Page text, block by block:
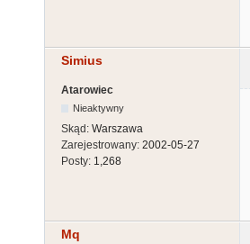
Simius
Atarowiec
Nieaktywny
Skąd: Warszawa
Zarejestrowany: 2002-05-27
Posty: 1,268
Mq